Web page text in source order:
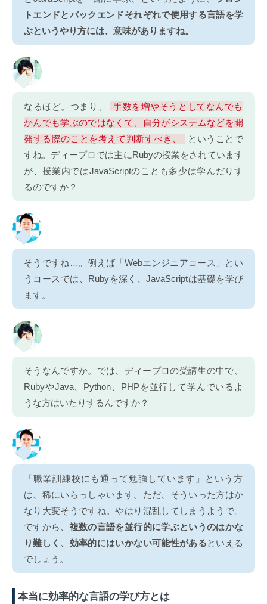
トエンドとバックエンドそれぞれで使用する言語を学
ぶというやり方には、意味がありますね。
なるほど。つまり、
手数を増やそうとしてなんでも
かんでも学ぶのではなくて、自分がシステムなどを開
発する際のことを考えて判断すべき、
ということで
すね。ディープロでは主にRubyの授業をされています
が、授業内ではJavaScriptのことも多少は学んだりす
るのですか？
そうですね…。例えば「Webエンジニアコース」とい
うコースでは、Rubyを深く、JavaScriptは基礎を学び
ます。
そうなんですか。では、ディープロの受講生の中で、
RubyやJava、Python、PHPを並行して学んでいるよ
うな方はいたりするんですか？
「職業訓練校にも通って勉強しています」という方
は、稀にいらっしゃいます。ただ、そういった方はか
なり大変そうですね。やはり混乱してしまうようで。
ですから、 複数の言語を並行的に学ぶというのはかな
り難しく、効率的にはいかない可能性があるといえる
でしょう。
本当に効率的な言語の学び方とは